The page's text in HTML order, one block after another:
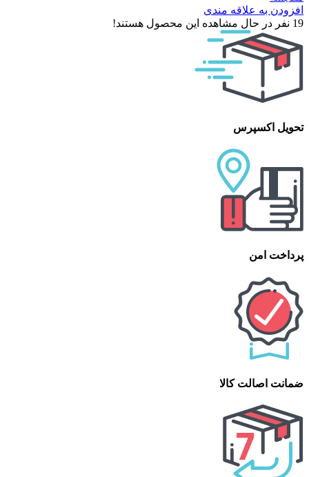
افزودن به علاقه مندی
19 نفر در حال مشاهده این محصول هستند!
تحویل اکسپرس
پرداخت امن
ضمانت اصالت کالا